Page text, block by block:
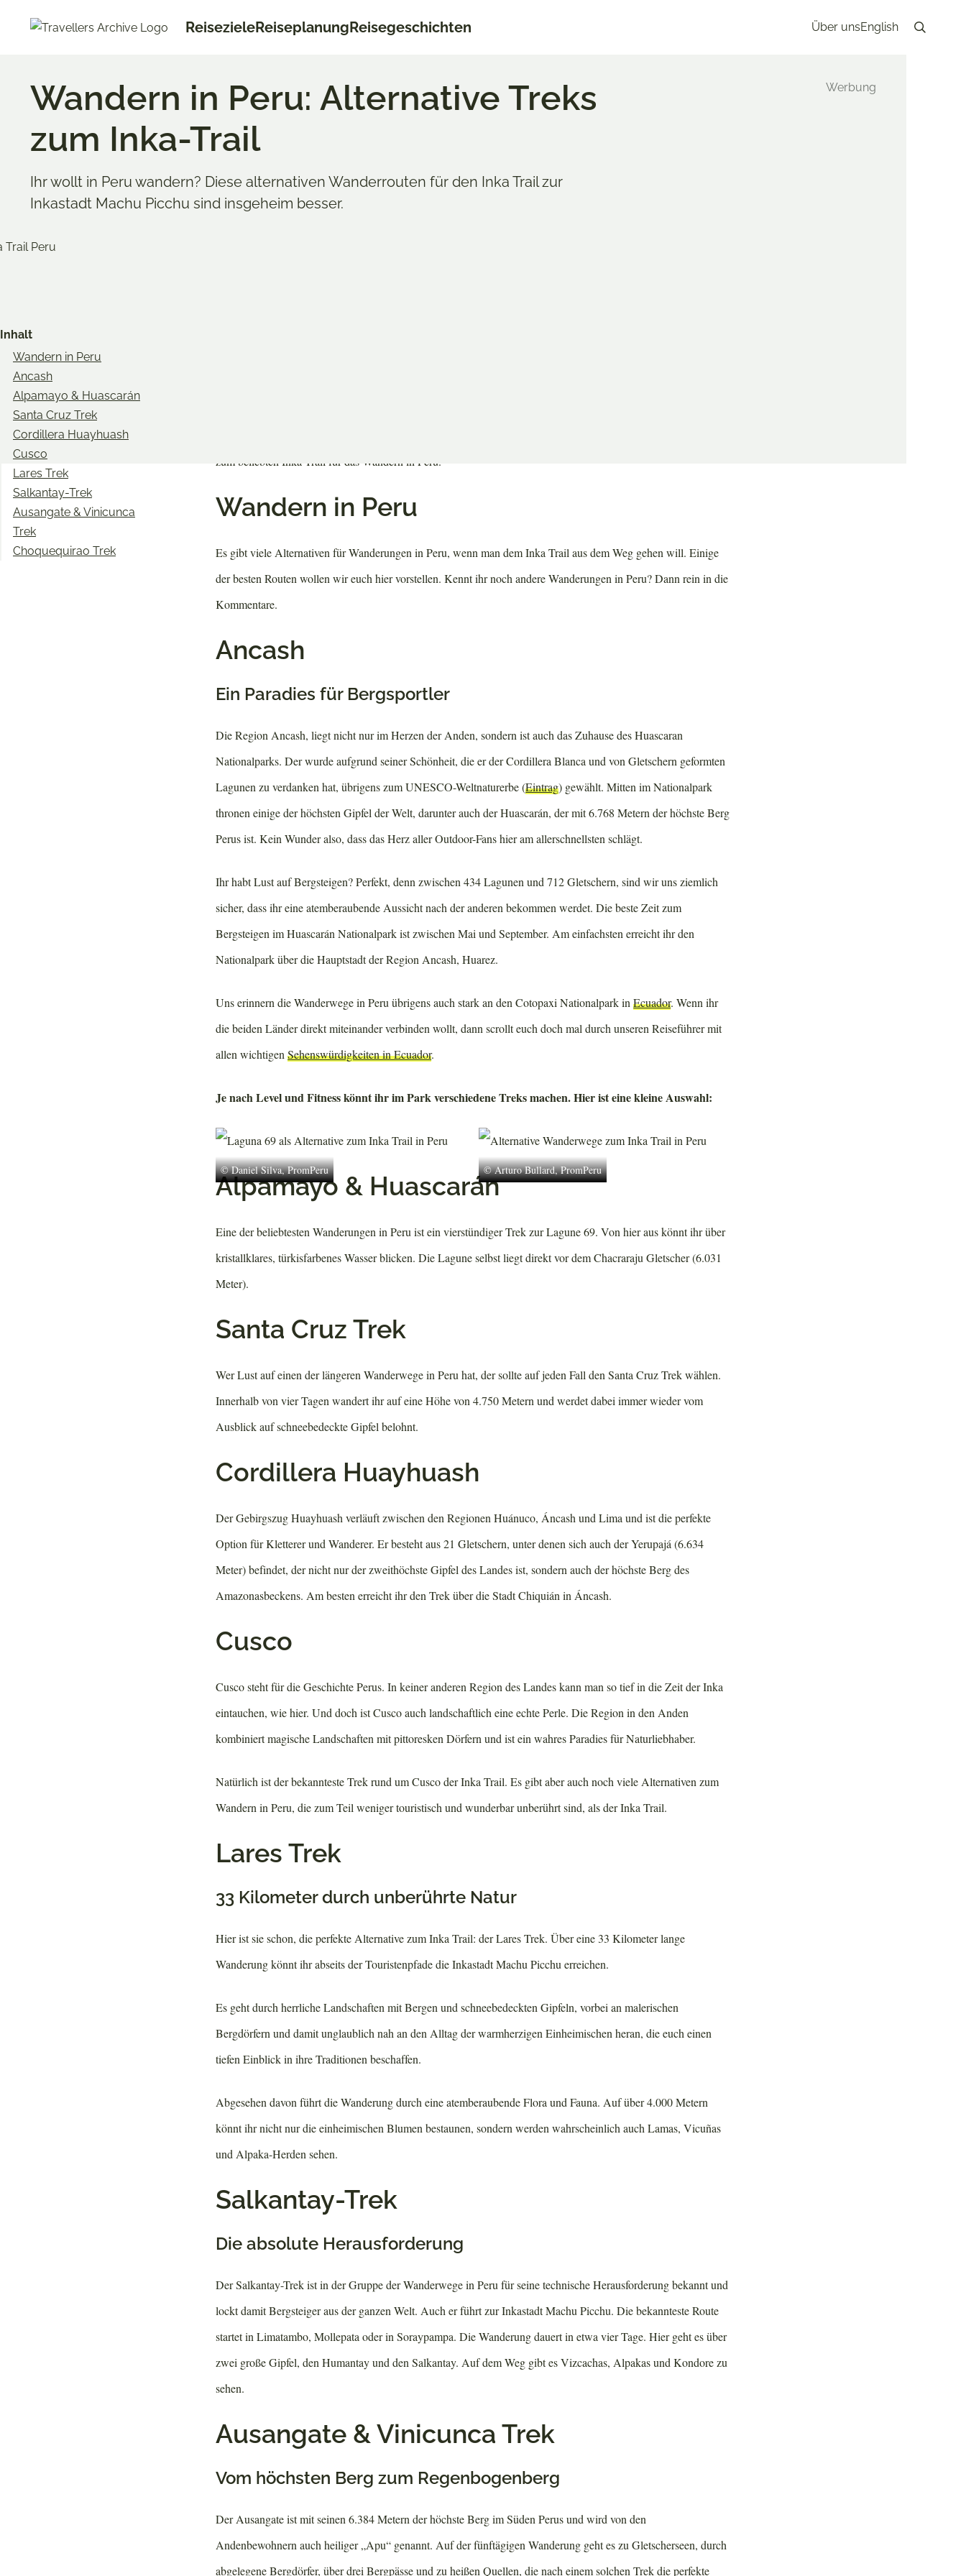
ReisezieleReiseplanungReisegeschichten Über unsEnglish Search
Wandern in Peru: Alternative Treks
zum Inka-Trail
Ihr wollt in Peru wandern? Diese alternativen Wanderrouten für den Inka Trail zur
Inkastadt Machu Picchu sind insgeheim besser.
Twitter
Inhalt
Wandern in Peru
Ancash
Alpamayo & Huascarán
Santa Cruz Trek
Cordillera Huayhuash
Cusco
Lares Trek
Salkantay-Trek
Ausangate & Vinicunca
Trek
Choquequirao Trek
zum beliebten Inka Trail für das Wandern in Peru.
Wandern in Peru
Es gibt viele Alternativen für Wanderungen in Peru, wenn man dem Inka Trail aus dem Weg gehen will. Einige
der besten Routen wollen wir euch hier vorstellen. Kennt ihr noch andere Wanderungen in Peru? Dann rein in die
Kommentare.
Ancash
Ein Paradies für Bergsportler
Die Region Ancash, liegt nicht nur im Herzen der Anden, sondern ist auch das Zuhause des Huascaran
Nationalparks. Der wurde aufgrund seiner Schönheit, die er der Cordillera Blanca und von Gletschern geformten
Lagunen zu verdanken hat, übrigens zum UNESCO-Weltnaturerbe (Eintrag) gewählt. Mitten im Nationalpark
thronen einige der höchsten Gipfel der Welt, darunter auch der Huascarán, der mit 6.768 Metern der höchste Berg
Perus ist. Kein Wunder also, dass das Herz aller Outdoor-Fans hier am allerschnellsten schlägt.
Ihr habt Lust auf Bergsteigen? Perfekt, denn zwischen 434 Lagunen und 712 Gletschern, sind wir uns ziemlich
sicher, dass ihr eine atemberaubende Aussicht nach der anderen bekommen werdet. Die beste Zeit zum
Bergsteigen im Huascarán Nationalpark ist zwischen Mai und September. Am einfachsten erreicht ihr den
Nationalpark über die Hauptstadt der Region Ancash, Huarez.
Uns erinnern die Wanderwege in Peru übrigens auch stark an den Cotopaxi Nationalpark inEcuador. Wenn ihr
die beiden Länder direkt miteinander verbinden wollt, dann scrollt euch doch mal durch unseren Reiseführer mit
allen wichtigenSehenswürdigkeiten in Ecuador.
Je nach Level und Fitness könnt ihr im Park verschiedene Treks machen. Hier ist eine kleine Auswahl:
© Daniel Silva, PromPeru © Arturo Bullard, PromPeru
Alpamayo & Huascarán
Eine der beliebtesten Wanderungen in Peru ist ein vierstündiger Trek zur Lagune 69. Von hier aus könnt ihr über
kristallklares, türkisfarbenes Wasser blicken. Die Lagune selbst liegt direkt vor dem Chacraraju Gletscher (6.031
Meter).
Santa Cruz Trek
Wer Lust auf einen der längeren Wanderwege in Peru hat, der sollte auf jeden Fall den Santa Cruz Trek wählen.
Innerhalb von vier Tagen wandert ihr auf eine Höhe von 4.750 Metern und werdet dabei immer wieder vom
Ausblick auf schneebedeckte Gipfel belohnt.
Cordillera Huayhuash
Der Gebirgszug Huayhuash verläuft zwischen den Regionen Huánuco, Áncash und Lima und ist die perfekte
Option für Kletterer und Wanderer. Er besteht aus 21 Gletschern, unter denen sich auch der Yerupajá (6.634
Meter) befindet, der nicht nur der zweithöchste Gipfel des Landes ist, sondern auch der höchste Berg des
Amazonasbeckens. Am besten erreicht ihr den Trek über die Stadt Chiquián in Áncash.
Cusco
Cusco steht für die Geschichte Perus. In keiner anderen Region des Landes kann man so tief in die Zeit der Inka
eintauchen, wie hier. Und doch ist Cusco auch landschaftlich eine echte Perle. Die Region in den Anden
kombiniert magische Landschaften mit pittoresken Dörfern und ist ein wahres Paradies für Naturliebhaber.
Natürlich ist der bekannteste Trek rund um Cusco der Inka Trail. Es gibt aber auch noch viele Alternativen zum
Wandern in Peru, die zum Teil weniger touristisch und wunderbar unberührt sind, als der Inka Trail.
Lares Trek
33 Kilometer durch unberührte Natur
Hier ist sie schon, die perfekte Alternative zum Inka Trail: der Lares Trek. Über eine 33 Kilometer lange
Wanderung könnt ihr abseits der Touristenpfade die Inkastadt Machu Picchu erreichen.
Es geht durch herrliche Landschaften mit Bergen und schneebedeckten Gipfeln, vorbei an malerischen
Bergdörfern und damit unglaublich nah an den Alltag der warmherzigen Einheimischen heran, die euch einen
tiefen Einblick in ihre Traditionen beschaffen.
Abgesehen davon führt die Wanderung durch eine atemberaubende Flora und Fauna. Auf über 4.000 Metern
könnt ihr nicht nur die einheimischen Blumen bestaunen, sondern werden wahrscheinlich auch Lamas, Vicuñas
und Alpaka-Herden sehen.
Salkantay-Trek
Die absolute Herausforderung
Der Salkantay-Trek ist in der Gruppe der Wanderwege in Peru für seine technische Herausforderung bekannt und
lockt damit Bergsteiger aus der ganzen Welt. Auch er führt zur Inkastadt Machu Picchu. Die bekannteste Route
startet in Limatambo, Mollepata oder in Soraypampa. Die Wanderung dauert in etwa vier Tage. Hier geht es über
zwei große Gipfel, den Humantay und den Salkantay. Auf dem Weg gibt es Vizcachas, Alpakas und Kondore zu
sehen.
Ausangate & Vinicunca Trek
Vom höchsten Berg zum Regenbogenberg
Der Ausangate ist mit seinen 6.384 Metern der höchste Berg im Süden Perus und wird von den
Andenbewohnern auch heiliger „Apu“ genannt. Auf der fünftägigen Wanderung geht es zu Gletscherseen, durch
abgelegene Bergdörfer, über drei Bergpässe und zu heißen Quellen, die nach einem solchen Trek die perfekte